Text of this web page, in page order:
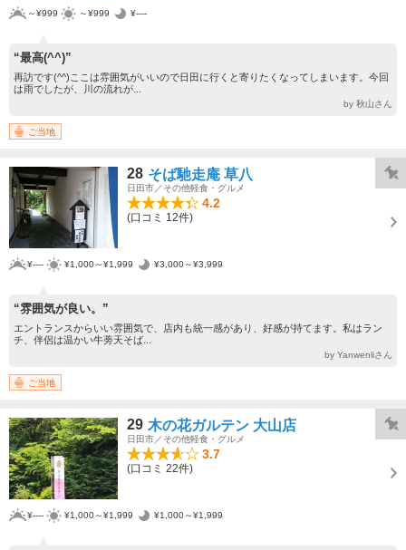
～¥999 ～¥999 ¥----
“最高(^^)”
再訪です(^^)ここは雰囲気がいいので日田に行くと寄りたくなってしまいます。今回
は雨でしたが、川の流れが...
by 秋山さん
ご当地
28 そば馳走庵 草八
日田市／その他軽食・グルメ
4.2
(口コミ 12件)
¥---- ¥1,000～¥1,999 ¥3,000～¥3,999
“雰囲気が良い。”
エントランスからいい雰囲気で、店内も統一感があり、好感が持てます。私はラン
チ、伴侶は温かい牛蒡天そば...
by Yanwenliさん
ご当地
29 木の花ガルテン 大山店
日田市／その他軽食・グルメ
3.7
(口コミ 22件)
¥---- ¥1,000～¥1,999 ¥1,000～¥1,999